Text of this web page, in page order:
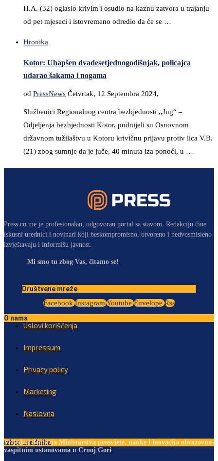
H.A. (32) oglasio krivim i osudio na kaznu zatvora u trajanju
od pet mjeseci i istovremeno odredio da će se …
Hronika
Kotor: Uhapšen dvadesetjednogodišnjak, policajca
udarao šakama i nogama
od PressNews Četvrtak, 12 Septembra 2024,
Službenici Regionalnog centra bezbjednosti ,,Jug“ –
Odjeljenja bezbjednosti Kotor, podnijeli su Osnovnom
državnom tužilaštvu u Kotoru krivičnu prijavu protiv lica V.B.
(21) zbog sumnje da je juče, 40 minuta iza ponoći, u …
Press.co.me je profesionalan, odgovoran portal sa stavom. Redakciju čine
iskusni urednici i novinari koji beskompromisno, otvoreno i nedvosmisleno
izvještavaju i informišu javnost.
Mi smo tu zbog Vas, čitamo se!
Društvene mreže
Facebook InstagramYoutube Envelope Rss
O nama
Uslovi korišćenja
Impressum
Privacy policy
Marketing
Naslovna
Izbor urednika
Vrijedna donacija Ministarstva prosvjete, nauke i inovacija obrazovno-
vaspitnim ustanovama u Crnoj Gori